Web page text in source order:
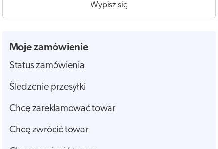
Wypisz się
Moje zamówienie
Status zamówienia
Śledzenie przesyłki
Chcę zareklamować towar
Chcę zwrócić towar